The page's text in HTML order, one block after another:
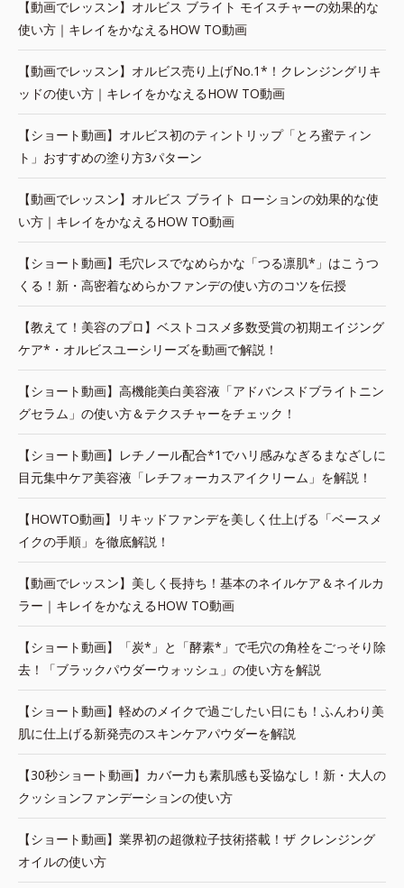
【動画でレッスン】オルビス ブライト モイスチャーの効果的な
使い方｜キレイをかなえるHOW TO動画
【動画でレッスン】オルビス売り上げNo.1*！クレンジングリキ
ッドの使い方｜キレイをかなえるHOW TO動画
【ショート動画】オルビス初のティントリップ「とろ蜜ティン
ト」おすすめの塗り方3パターン
【動画でレッスン】オルビス ブライト ローションの効果的な使
い方｜キレイをかなえるHOW TO動画
【ショート動画】毛穴レスでなめらかな「つる凛肌*」はこうつ
くる！新・高密着なめらかファンデの使い方のコツを伝授
【教えて！美容のプロ】ベストコスメ多数受賞の初期エイジング
ケア*・オルビスユーシリーズを動画で解説！
【ショート動画】高機能美白美容液「アドバンスドブライトニン
グセラム」の使い方＆テクスチャーをチェック！
【ショート動画】レチノール配合*1でハリ感みなぎるまなざしに
目元集中ケア美容液「レチフォーカスアイクリーム」を解説！
【HOWTO動画】リキッドファンデを美しく仕上げる「ベースメ
イクの手順」を徹底解説！
【動画でレッスン】美しく長持ち！基本のネイルケア＆ネイルカ
ラー｜キレイをかなえるHOW TO動画
【ショート動画】「炭*」と「酵素*」で毛穴の角栓をごっそり除
去！「ブラックパウダーウォッシュ」の使い方を解説
【ショート動画】軽めのメイクで過ごしたい日にも！ふんわり美
肌に仕上げる新発売のスキンケアパウダーを解説
【30秒ショート動画】カバー力も素肌感も妥協なし！新・大人の
クッションファンデーションの使い方
【ショート動画】業界初の超微粒子技術搭載！ザ クレンジング
オイルの使い方